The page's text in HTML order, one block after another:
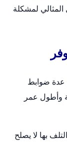
لمشكلة
عدة ضوابط
وأطول عمر
بها لا يصلح